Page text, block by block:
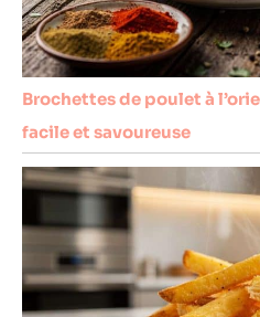
Brochettes de poulet à
facile et savoureuse